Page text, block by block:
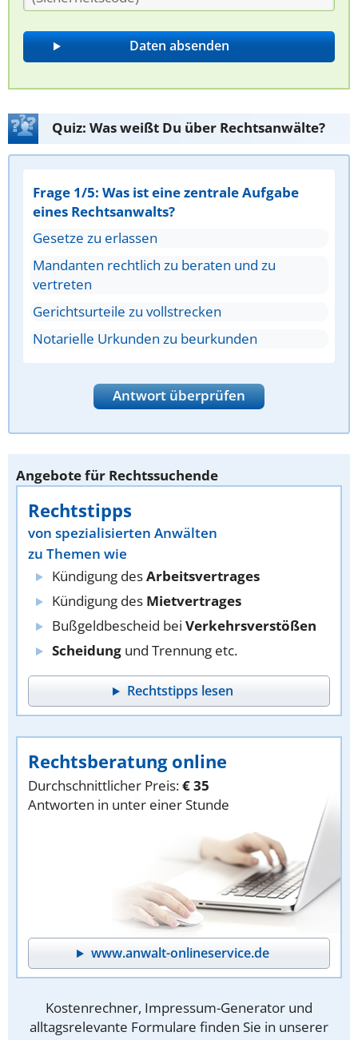
Quiz: Was weißt Du über Rechtsanwälte?
Frage 1/5: Was ist eine zentrale Aufgabe
eines Rechtsanwalts?
Gesetze zu erlassen
Mandanten rechtlich zu beraten und zu
vertreten
Gerichtsurteile zu vollstrecken
Notarielle Urkunden zu beurkunden
Antwort überprüfen
Angebote für Rechtssuchende
Rechtstipps
von spezialisierten Anwälten
zu Themen wie
Kündigung desArbeitsvertrages
Kündigung des Mietvertrages
Bußgeldbescheid bei Verkehrsverstößen
Scheidung und Trennung etc.
Rechtstipps lesen
Rechtsberatung online
Durchschnittlicher Preis:€ 35
Antworten in unter einer Stunde
www.anwalt-onlineservice.de
Kostenrechner, Impressum-Generator und
alltagsrelevante Formulare finden Sie in unserer